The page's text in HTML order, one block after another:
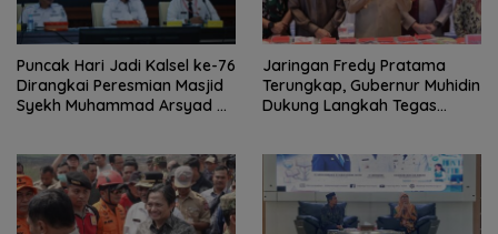
Puncak Hari Jadi Kalsel ke-76
Dirangkai Peresmian Masjid
Syekh Muhammad Arsyad Al
Jaringan Fredy Pratama
Terungkap, Gubernur Muhidin
Dukung Langkah Tegas